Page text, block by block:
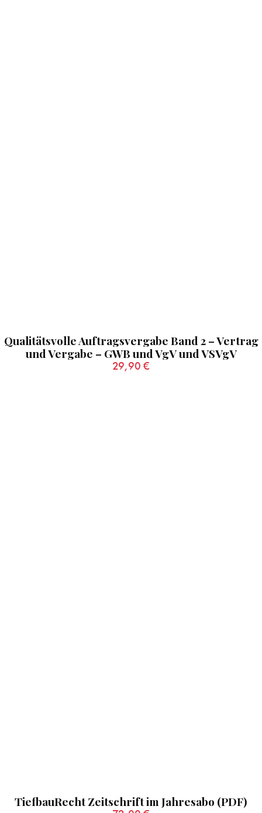
Qualitätsvolle Auftragsvergabe Band 2 – Vertrag
und Vergabe – GWB und VgV und VSVgV
29,90 €
TiefbauRecht Zeitschrift im Jahresabo (PDF)